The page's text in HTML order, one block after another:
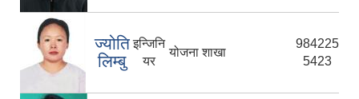
ज्योति
लिम्बु
इन्जिनि
यर
योजना शाखा
984225
5423